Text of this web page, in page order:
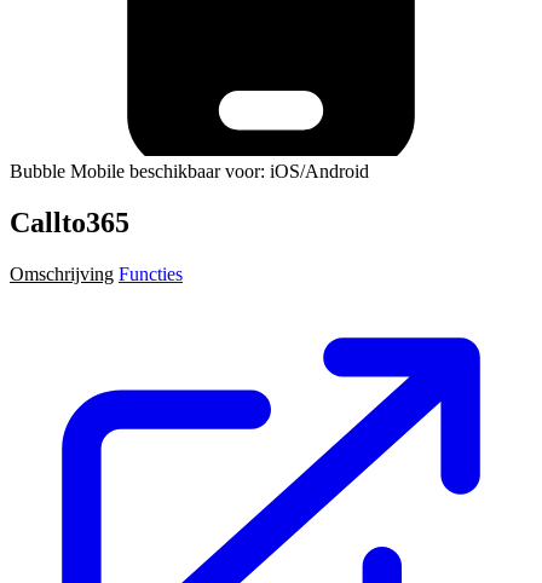
Bubble Mobile beschikbaar voor: iOS/Android
Callto365
Omschrijving Functies